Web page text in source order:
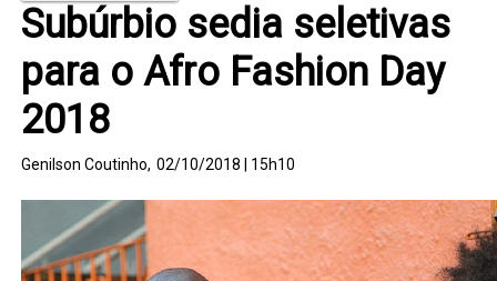
Subúrbio sedia seletivas
para o Afro Fashion Day
2018
Genilson Coutinho, 02/10/2018 | 15h10